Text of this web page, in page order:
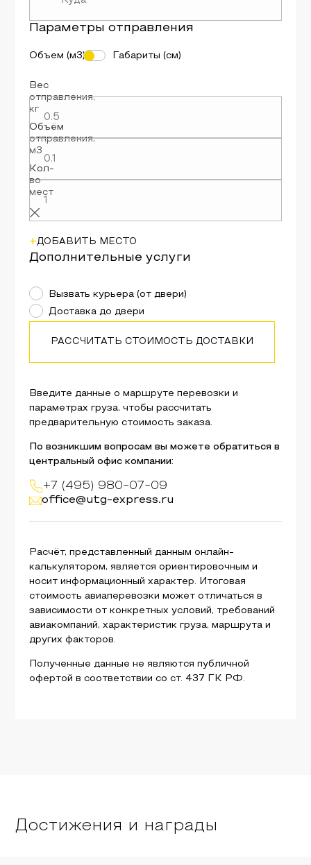
Введите данные о маршруте перевозки и
параметрах груза, чтобы рассчитать
предварительную стоимость заказа.
По возникшим вопросам вы можете обратиться в
центральный офис компании:
+7 (495) 980-07-09
office@utg-express.ru
Расчёт, представленный данным онлайн-
калькулятором, является ориентировочным и
носит информационный характер. Итоговая
стоимость авиаперевозки может отличаться в
зависимости от конкретных условий, требований
авиакомпаний, характеристик груза, маршрута и
других факторов.
Полученные данные не являются публичной
офертой в соответствии со ст. 437 ГК РФ.
Параметрыотправления
Объем (м3) Габариты (см)
Вес
отправления,
кг
Объём
отправления,
м3
Кол-
во
мест
+ДОБАВИТЬ МЕСТО
Дополнительные услуги
Вызвать курьера (от двери)
Доставка до двери
РАССЧИТАТЬ СТОИМОСТЬ ДОСТАВКИ
Достижения и награды